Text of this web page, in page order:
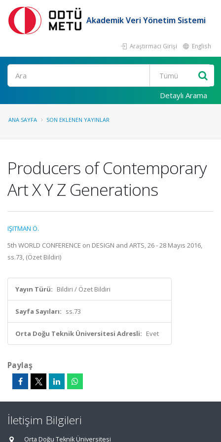
Akademik Veri Yönetim Sistemi
Araştırmacı Girişi English
Ara
Detaylı Arama
ANA SAYFA SON EKLENEN YAYINLAR
Producers of Contemporary
Art X Y Z Generations
IŞITMAN Ö.
5th WORLD CONFERENCE on DESIGN and ARTS, 26 - 28 Mayıs 2016,
ss.73, (Özet Bildiri)
Yayın Türü: Bildiri / Özet Bildiri
Sayfa Sayıları: ss.73
Orta Doğu Teknik Üniversitesi Adresli: Evet
Paylaş
İletişim Bilgileri
Orta Doğu Teknik Üniversitesi